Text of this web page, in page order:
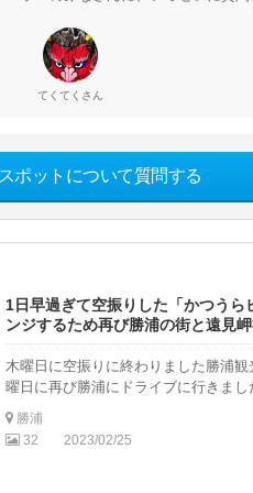
てくてく さん
ポットについて質問する
1日早過ぎて空振りした「かつうら
ンジするため再び勝浦の街と遠見
木曜日に空振りに終わりました勝浦
曜日に再び勝浦にドライブに行きまし
勝浦
32
2023/02/25